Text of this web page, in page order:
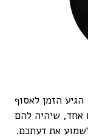
הזמן לאסוף
אחד, שיהיה להם
את דעתכם.